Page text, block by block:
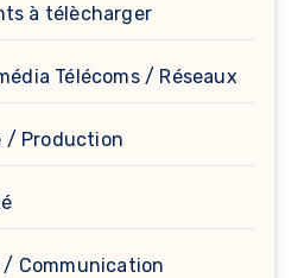
à télècharger
Télécoms / Réseaux
/ Production
Communication